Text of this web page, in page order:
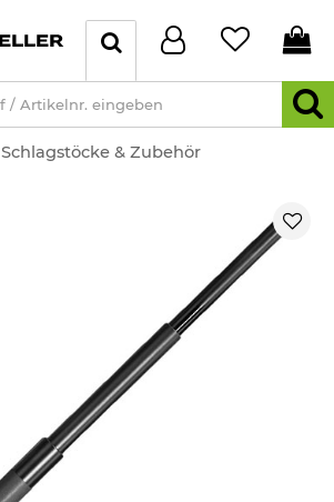
Schlagstöcke & Zubehör